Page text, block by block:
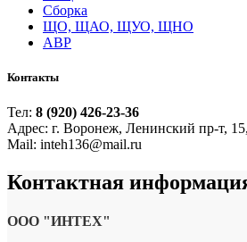
Сборка
ЩО, ЩАО, ЩУО, ЩНО
АВР
Контакты
Тел: 8 (920) 426-23-36
Адрес: г. Воронеж, Ленинский пр-т,
Mail: inteh136@mail.ru
Контактная
ООО "ИНТЕХ"